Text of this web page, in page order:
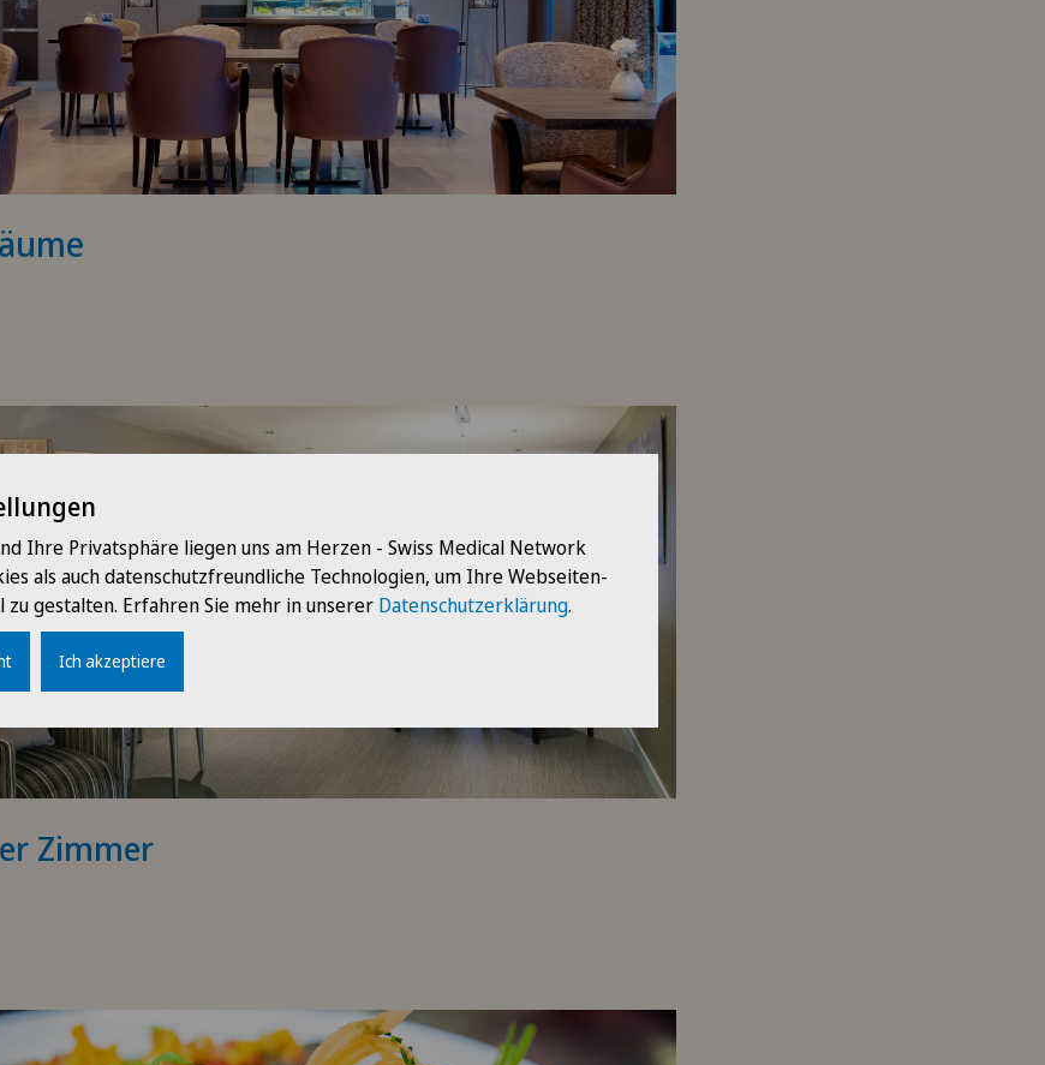
Zimmer
Ihre Privatsphäre liegen uns am Herzen - Swiss Medical Network
als auch datenschutzfreundliche Technologien, um Ihre Webseiten-
gestalten. Erfahren Sie mehr in unserer Datenschutzerklärung.
Ich akzeptiere